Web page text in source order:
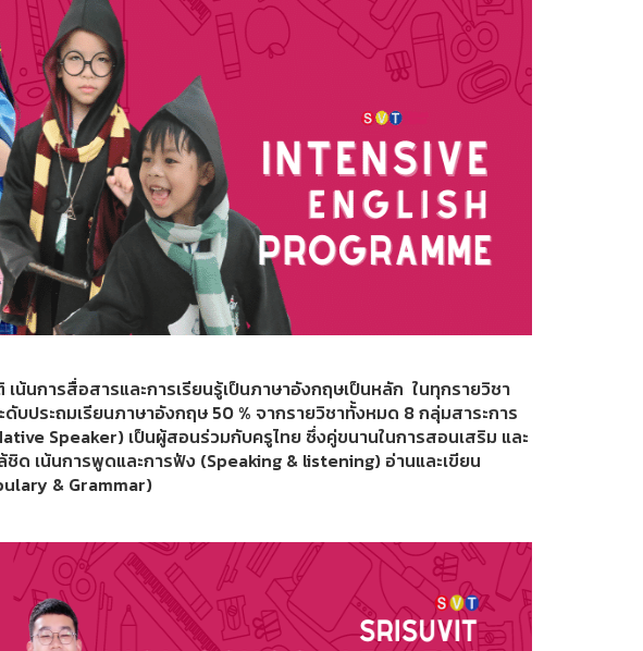
น้นการสื่อสารและการเรียนรู้เป็นภาษาอังกฤษเป็นหลัก ในทุกรายวิชา
บประถมเรียนภาษาอังกฤษ 50 % จากรายวิชาทั้งหมด 8 กลุ่มสาระการ
Speaker) เป็นผู้สอนร่วมกับครูไทย ซึ่งคู่ขนานในการสอนเสริม และ
ด เน้นการพูดและการฟัง (Speaking & listening) อ่านและเขียน
& Grammar)